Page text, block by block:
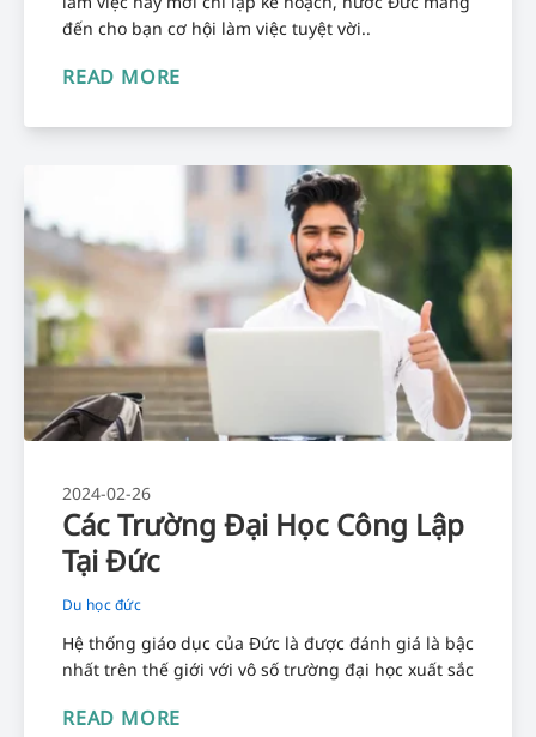
đến cho bạn cơ hội làm việc tuyệt vời..
READ MORE
2024-02-26
Các Trường Đại Học Công Lập
Tại Đức
Du học đức
Hệ thống giáo dục của Đức là được đánh giá là bậc
nhất trên thế giới với vô số trường đại học xuất sắc
READ MORE